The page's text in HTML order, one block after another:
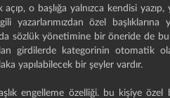
o başlığa yalnızca kendisi
özel başlıklarına
sözlük yönetimine bir öneride de
girdilerde kategorinin otomatik
yapılabilecek bir şeyler vardır.
engelleme özelliği. bu kişiye özel